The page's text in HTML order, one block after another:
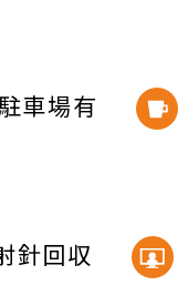
駐車場有
針回収